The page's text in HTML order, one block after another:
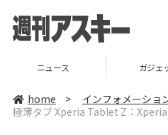
ニュース ガジェ
home > インフォメーショ
極薄タブ Xperia Tablet Z：